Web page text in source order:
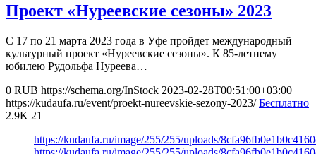
Проект «Нуреевские сезоны» 2023
С 17 по 21 марта 2023 года в Уфе пройдет международный
культурный проект «Нуреевские сезоны». К 85-летнему
юбилею Рудольфа Нуреева…
0 RUB https://schema.org/InStock 2023-02-28T00:51:00+03:00
https://kudaufa.ru/event/proekt-nureevskie-sezony-2023/ Бесплатно
2.9K 21
https://kudaufa.ru/image/255/255/uploads/